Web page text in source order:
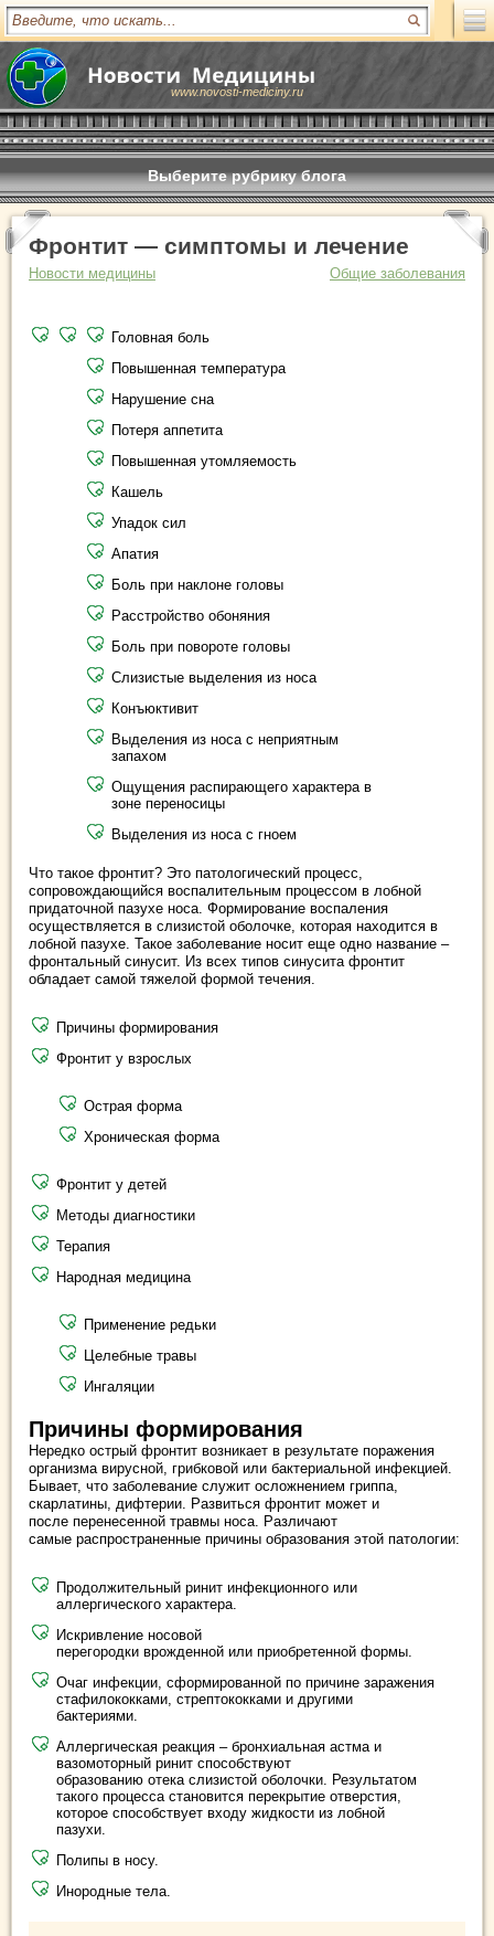
www.novosti-mediciny.ru
Выберите рубрику блога
Фронтит — симптомы и лечение
Новости медицины Общие заболевания
Головная боль
Повышенная температура
Нарушение сна
Потеря аппетита
Повышенная утомляемость
Кашель
Упадок сил
Апатия
Боль при наклоне головы
Расстройство обоняния
Боль при повороте головы
Слизистые выделения из носа
Конъюктивит
Выделения из носа с неприятным
запахом
Ощущения распирающего характера в
зоне переносицы
Выделения из носа с гноем
Что такое фронтит? Это патологический процесс,
сопровождающийся воспалительным процессом в лобной
придаточной пазухе носа. Формирование воспаления
осуществляется в слизистой оболочке, которая находится в
лобной пазухе. Такое заболевание носит еще одно название –
фронтальный синусит. Из всех типов синусита фронтит
обладает самой тяжелой формой течения.
Причины формирования
Фронтит у взрослых
Острая форма
Хроническая форма
Фронтит у детей
Методы диагностики
Терапия
Народная медицина
Применение редьки
Целебные травы
Ингаляции
Причины формирования
Нередко острый фронтит возникает в результате поражения
организма вирусной, грибковой или бактериальной инфекцией.
Бывает, что заболевание служит осложнением гриппа,
скарлатины, дифтерии. Развиться фронтит может и
после перенесенной травмы носа. Различают
самые распространенные причины образования этой патологии:
Продолжительный ринит инфекционного или
аллергического характера.
Искривление носовой
перегородки врожденной или приобретенной формы.
Очаг инфекции, сформированной по причине заражения
стафилококками, стрептококками и другими
бактериями.
Аллергическая реакция – бронхиальная астма и
вазомоторный ринит способствуют
образованию отека слизистой оболочки. Результатом
такого процесса становится перекрытие отверстия,
которое способствует входу жидкости из лобной
пазухи.
Полипы в носу.
Инородные тела.